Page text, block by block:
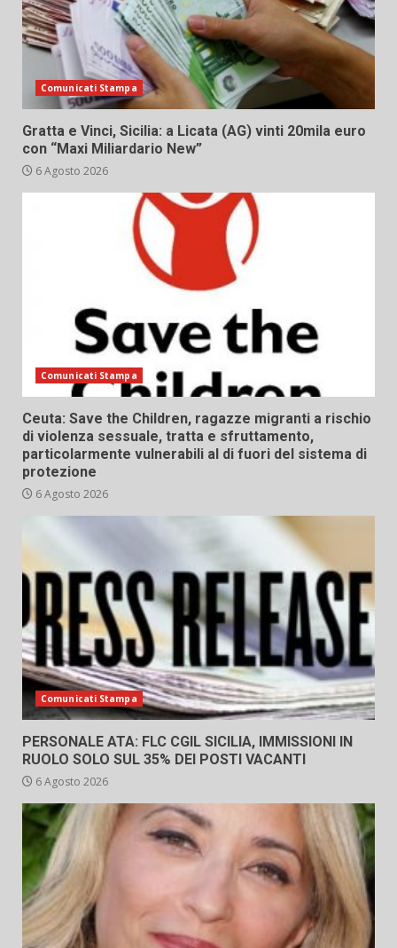
Comunicati Stampa
Gratta e Vinci, Sicilia: a Licata (AG) vinti 20mila euro
con “Maxi Miliardario New”
6 Agosto 2026
Comunicati Stampa
Ceuta: Save the Children, ragazze migranti a rischio
di violenza sessuale, tratta e sfruttamento,
particolarmente vulnerabili al di fuori del sistema di
protezione
6 Agosto 2026
Comunicati Stampa
PERSONALE ATA: FLC CGIL SICILIA, IMMISSIONI IN
RUOLO SOLO SUL 35% DEI POSTI VACANTI
6 Agosto 2026